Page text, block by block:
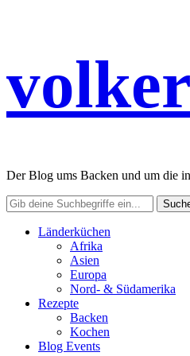
Der Blog ums Backen und um die
Länderküchen
Afrika
Asien
Europa
Nord- & Südamerika
Rezepte
Backen
Kochen
Blog Events